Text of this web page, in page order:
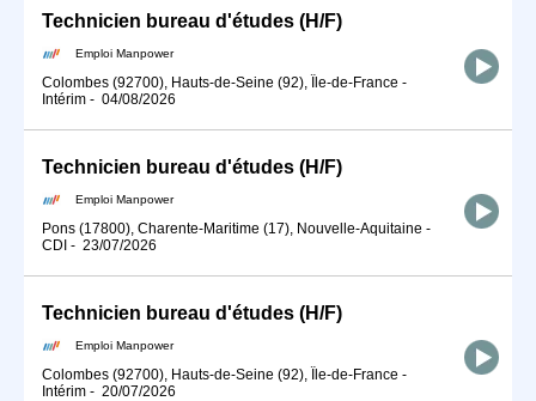
Technicien bureau d'études (H/F)
Emploi Manpower
Colombes (92700), Hauts-de-Seine (92), Île-de-France -
Intérim - 04/08/2026
Technicien bureau d'études (H/F)
Emploi Manpower
Pons (17800), Charente-Maritime (17), Nouvelle-Aquitaine -
CDI - 23/07/2026
Technicien bureau d'études (H/F)
Emploi Manpower
Colombes (92700), Hauts-de-Seine (92), Île-de-France -
Intérim - 20/07/2026